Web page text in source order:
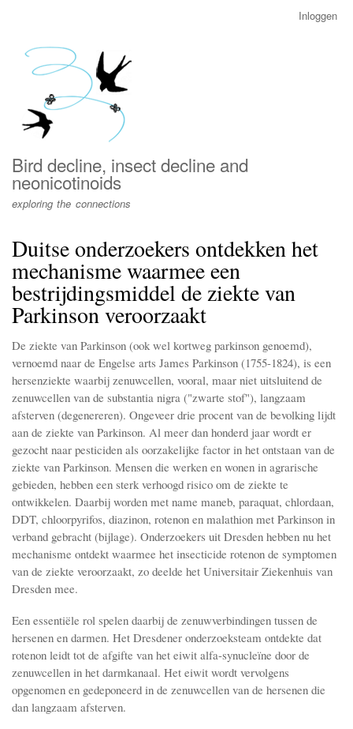
menu
Inloggen
Bird decline, insect decline and
neonicotinoids
exploring the connections
Duitse onderzoekers ontdekken het
mechanisme waarmee een
bestrijdingsmiddel de ziekte van
Parkinson veroorzaakt
De ziekte van Parkinson (ook wel kortweg parkinson genoemd),
vernoemd naar de Engelse arts James Parkinson (1755-1824), is een
hersenziekte waarbij zenuwcellen, vooral, maar niet uitsluitend de
zenuwcellen van de substantia nigra ("zwarte stof"), langzaam
afsterven (degenereren). Ongeveer drie procent van de bevolking lijdt
aan de ziekte van Parkinson. Al meer dan honderd jaar wordt er
gezocht naar pesticiden als oorzakelijke factor in het ontstaan van de
ziekte van Parkinson. Mensen die werken en wonen in agrarische
gebieden, hebben een sterk verhoogd risico om de ziekte te
ontwikkelen. Daarbij worden met name maneb, paraquat, chlordaan,
DDT, chloorpyrifos, diazinon, rotenon en malathion met Parkinson in
verband gebracht (bijlage). Onderzoekers uit Dresden hebben nu het
mechanisme ontdekt waarmee het insecticide rotenon de symptomen
van de ziekte veroorzaakt, zo deelde het Universitair Ziekenhuis van
Dresden mee.
Een essentiële rol spelen daarbij de zenuwverbindingen tussen de
hersenen en darmen. Het Dresdener onderzoeksteam ontdekte dat
rotenon leidt tot de afgifte van het eiwit alfa-synucleïne door de
zenuwcellen in het darmkanaal. Het eiwit wordt vervolgens
opgenomen en gedeponeerd in de zenuwcellen van de hersenen die
dan langzaam afsterven.